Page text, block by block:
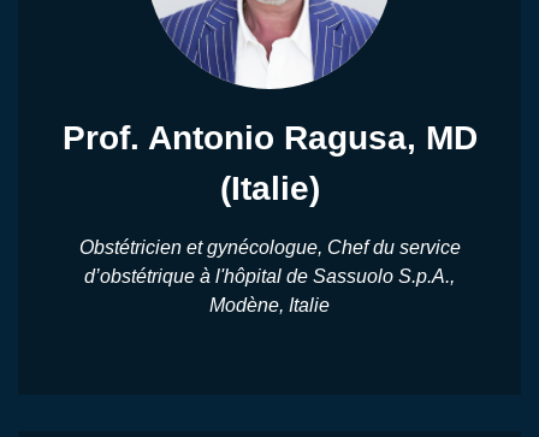
Prof. Antonio Ragusa, MD
(Italie)
Obstétricien et gynécologue, Chef du service
d’obstétrique à l'hôpital de Sassuolo S.p.A.,
Modène, Italie